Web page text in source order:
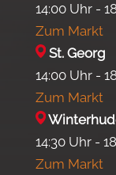
14:00 Uhr -
Zum Markt
St. Georg
14:00 Uhr -
Zum Markt
14:30 Uhr -
Zum Markt